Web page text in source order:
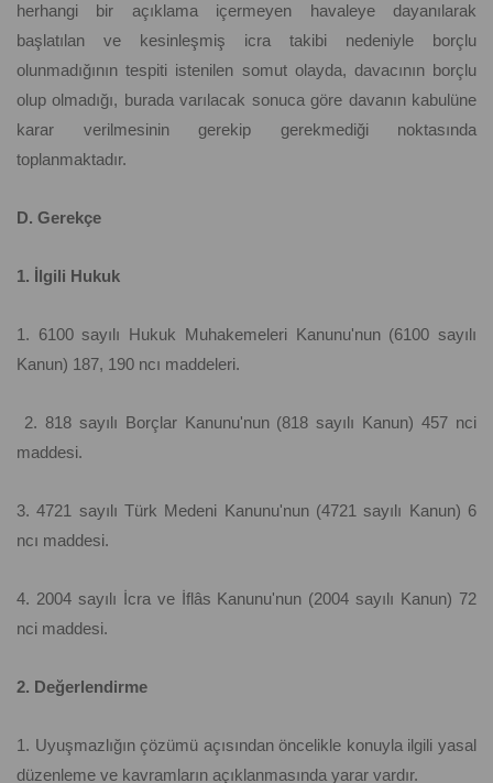
herhangi bir açıklama içermeyen havaleye dayanılarak
başlatılan ve kesinleşmiş icra takibi nedeniyle borçlu
olunmadığının tespiti istenilen somut olayda, davacının borçlu
olup olmadığı, burada varılacak sonuca göre davanın kabulüne
karar verilmesinin gerekip gerekmediği noktasında
toplanmaktadır.
D. Gerekçe
1. İlgili Hukuk
1. 6100 sayılı Hukuk Muhakemeleri Kanunu'nun (6100 sayılı
Kanun) 187, 190 ncı maddeleri.
2. 818 sayılı Borçlar Kanunu'nun (818 sayılı Kanun) 457 nci
maddesi.
3. 4721 sayılı Türk Medeni Kanunu'nun (4721 sayılı Kanun) 6
ncı maddesi.
4. 2004 sayılı İcra ve İflâs Kanunu'nun (2004 sayılı Kanun) 72
nci maddesi.
2. Değerlendirme
1. Uyuşmazlığın çözümü açısından öncelikle konuyla ilgili yasal
düzenleme ve kavramların açıklanmasında yarar vardır.